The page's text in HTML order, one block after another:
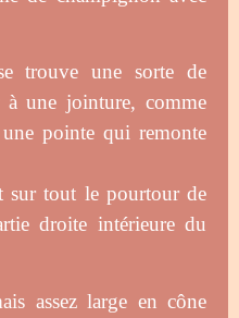
trouve une sorte de
à une jointure, comme
pointe qui remonte
sur tout le pourtour de
droite intérieure du
assez large en cône